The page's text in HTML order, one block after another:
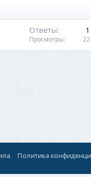
Ответы 1
Просмотры 22
Политика